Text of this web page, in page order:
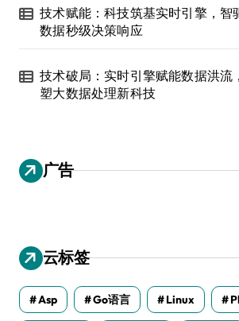
技术赋能：科技筑基实时引擎，智
数据秒级决策响应
技术破局：实时引擎赋能数据洪流
塑大数据处理新科技
广告
云标签
Asp Go语言 Linux